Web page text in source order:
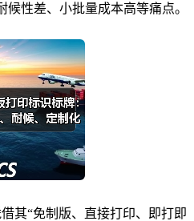
性差、小批量成本高等痛点。
其“免制版、直接打印、即打即